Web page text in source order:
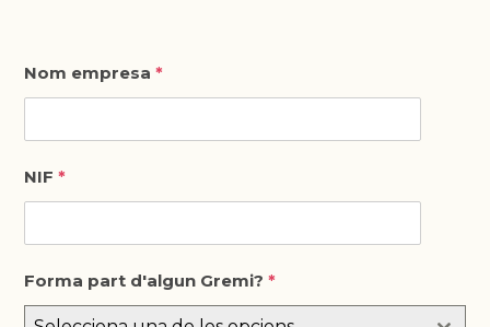
Nom empresa*
NIF*
Forma part d'algun Gremi?*